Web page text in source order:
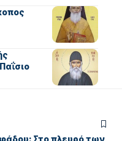
Στο πλευρό των